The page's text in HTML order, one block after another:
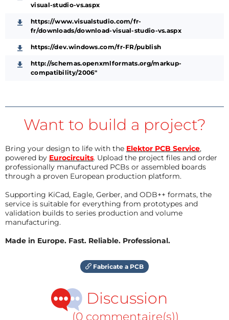
visual-studio-vs.aspx
https://www.visualstudio.com/fr-
fr/downloads/download-visual-studio-vs.aspx
https://dev.windows.com/fr-FR/publish
http://schemas.openxmlformats.org/markup-
compatibility/2006"
Want to build a project?
Bring your design to life with the Elektor PCB Service,
powered by Eurocircuits. Upload the project files and order
professionally manufactured PCBs or assembled boards
through a proven European production platform.
Supporting KiCad, Eagle, Gerber, and ODB++ formats, the
service is suitable for everything from prototypes and
validation builds to series production and volume
manufacturing.
Made in Europe. Fast. Reliable. Professional.
Fabricate a PCB
Discussion
(0 commentaire(s))